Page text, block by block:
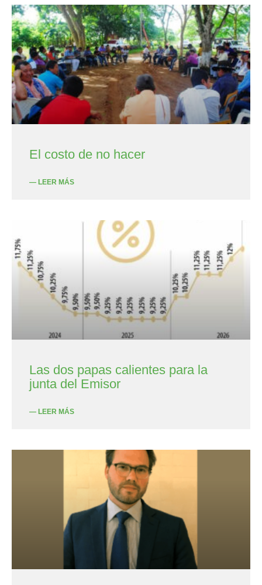
El costo de no hacer
— LEER MÁS
Las dos papas calientes para la
junta del Emisor
— LEER MÁS